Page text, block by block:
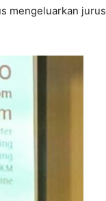
mengeluarkan jurus